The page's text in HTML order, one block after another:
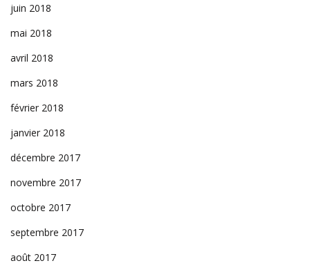
juin 2018
mai 2018
avril 2018
mars 2018
février 2018
janvier 2018
décembre 2017
novembre 2017
octobre 2017
septembre 2017
août 2017